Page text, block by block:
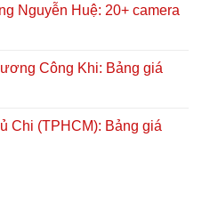
Nguyễn Huệ: 20+ camera
Công Khi: Bảng giá
Chi (TPHCM): Bảng giá